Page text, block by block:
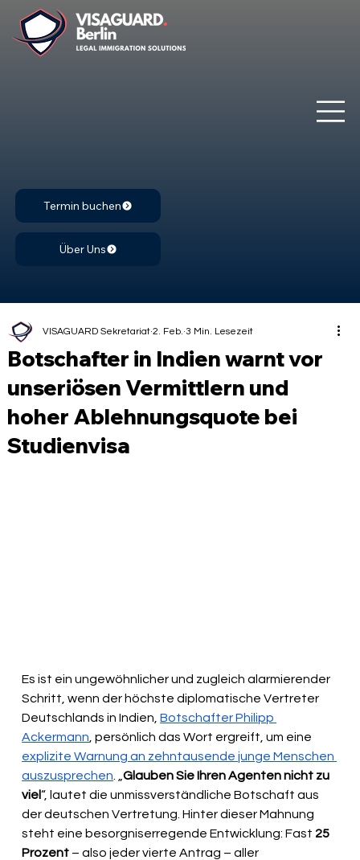
Termin buchen
Über Uns
Botschafter in Indien warnt vor
unseriösen Vermittlern und
hoher Ablehnungsquote bei
Studienvisa
VISAGUARD Sekretariat 2. Feb. 3 Min. Lesezeit
Es ist ein ungewöhnlicher und zugleich alarmierender
Schritt, wenn der höchste diplomatische Vertreter
Deutschlands in Indien, Botschafter Philipp
Ackermann , persönlich das Wort ergreift, um eine
explizite Warnung an zehntausende junge Menschen
auszusprechen . „Glauben Sie Ihren Agenten nicht zu
viel“, lautet die unmissverständliche Botschaft aus
der deutschen Vertretung. Hinter dieser Mahnung
steht eine besorgniserregende Entwicklung: Fast 25
Prozent – also jeder vierte Antrag – aller